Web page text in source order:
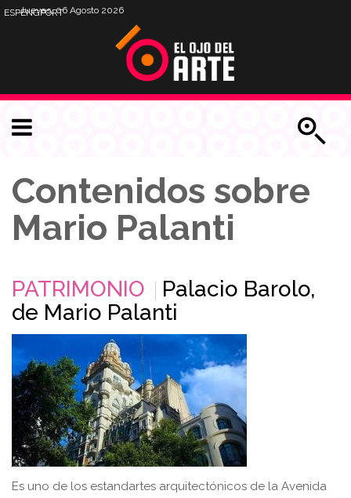
Jueves, 06 Agosto 2026
ESPENGPORT
Contenidos sobre
Mario Palanti
PATRIMONIO
Palacio Barolo,
de Mario Palanti
Es uno de los estandartes arquitectónicos de la Avenida